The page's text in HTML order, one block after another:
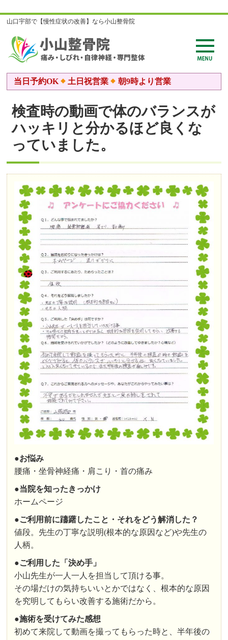
山口宇部で【慢性症状の改善】なら小山整骨院
当日予約OK 土日祝営業 朝9時より営業
検査時の動画で体のバランスが
ハッキリと分かるほど良くな
っていました。
●お悩み
腰痛・坐骨神経痛・肩こり・首の痛み
●当院を知ったきっかけ
ホームページ
●ご利用前に躊躇したこと・それをどう解消した？
値段。先生の丁寧な説明(根本的な原因など)や先生の
人柄。
●ご利用した「決め手」
小山先生が一人一人を担当して頂ける事。
その場だけの気持ちいいとかではなく、根本的な原因
を究明してもらい改善する施術だから。
●施術を受けてみた感想
初めて来院して動画を撮ってもらった時と、半年後の